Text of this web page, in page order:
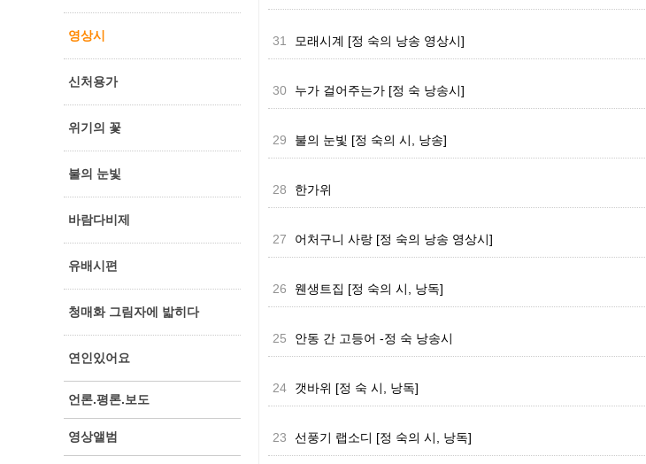
영상시
신처용가
위기의 꽃
불의 눈빛
바람다비제
유배시편
청매화 그림자에 밟히다
연인있어요
언론.평론.보도
영상앨범
31 모래시계 [정 숙의 낭송 영상시]
30 누가 걸어주는가 [정 숙 낭송시]
29 불의 눈빛 [정 숙의 시, 낭송]
28 한가위
27 어처구니 사랑 [정 숙의 낭송 영상시]
26 웬생트집 [정 숙의 시, 낭독]
25 안동 간 고등어 -정 숙 낭송시
24 갯바위 [정 숙 시, 낭독]
23 선풍기 랩소디 [정 숙의 시, 낭독]